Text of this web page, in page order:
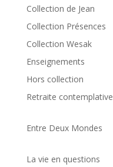
Collection de Jean
Collection Présences
Collection Wesak
Enseignements
Hors collection
Retraite contemplative
Entre Deux Mondes
La vie en questions